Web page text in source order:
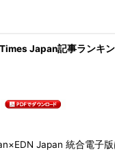
Japan記事ランキ
Japan 統合電子